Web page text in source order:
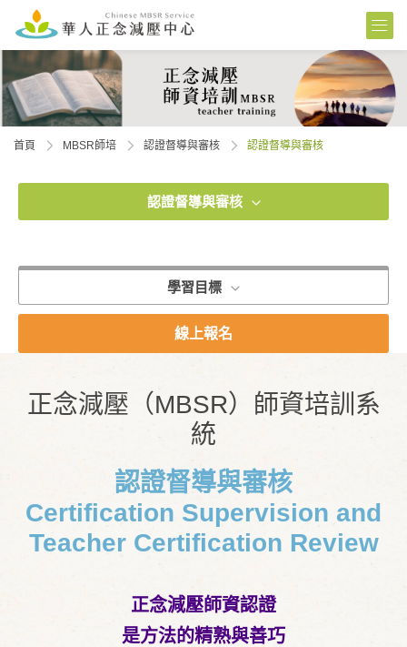
首頁 MBSR師培 認證督導與審核 認證督導與審核
認證督導與審核
學習目標
線上報名
正念減壓（MBSR）師資培訓系
統
認證督導與審核
Certification Supervision and
Teacher Certification Review
正念減壓師資認證
是方法的精熟與善巧